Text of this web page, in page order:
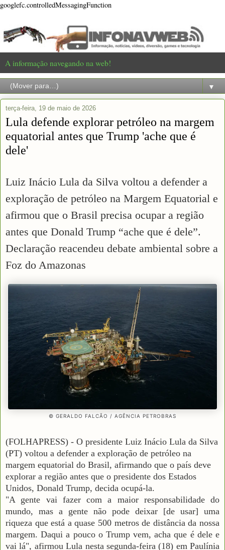
googlefc.controlledMessagingFunction
A informação navegando na web!
▼
terça-feira, 19 de maio de 2026
Lula defende explorar petróleo na margem
equatorial antes que Trump 'ache que é
dele'
Luiz Inácio Lula da Silva voltou a defender a
exploração de petróleo na Margem Equatorial e
afirmou que o Brasil precisa ocupar a região
antes que Donald Trump “ache que é dele”.
Declaração reacendeu debate ambiental sobre a
Foz do Amazonas
© GERALDO FALCÃO / AGÊNCIA PETROBRAS
(FOLHAPRESS) - O presidente Luiz Inácio Lula da Silva
(PT) voltou a defender a exploração de petróleo na
margem equatorial do Brasil, afirmando que o país deve
explorar a região antes que o presidente dos Estados
Unidos, Donald Trump, decida ocupá-la.
"A gente vai fazer com a maior responsabilidade do
mundo, mas a gente não pode deixar [de usar] uma
riqueza que está a quase 500 metros de distância da nossa
margem. Daqui a pouco o Trump vem, acha que é dele e
vai lá", afirmou Lula nesta segunda-feira (18) em Paulínia